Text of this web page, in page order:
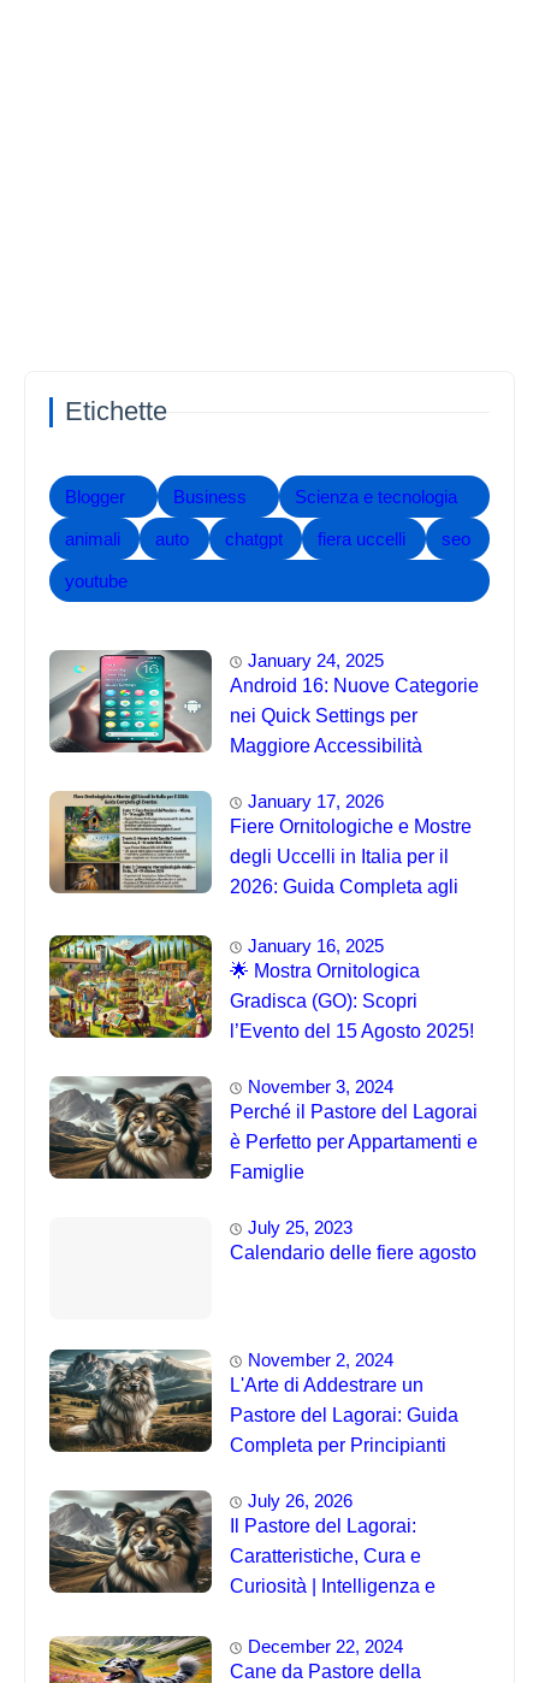
Etichette
Blogger Business Scienza e tecnologia
animali auto chatgpt fiera uccelli seo
youtube
January 24, 2025
Android 16: Nuove Categorie
nei Quick Settings per
Maggiore Accessibilità
January 17, 2026
Fiere Ornitologiche e Mostre
degli Uccelli in Italia per il
2026: Guida Completa agli
January 16, 2025
🌟 Mostra Ornitologica
Gradisca (GO): Scopri
l’Evento del 15 Agosto 2025!
November 3, 2024
Perché il Pastore del Lagorai
è Perfetto per Appartamenti e
Famiglie
July 25, 2023
Calendario delle fiere agosto
November 2, 2024
L'Arte di Addestrare un
Pastore del Lagorai: Guida
Completa per Principianti
July 26, 2026
Il Pastore del Lagorai:
Caratteristiche, Cura e
Curiosità | Intelligenza e
December 22, 2024
Cane da Pastore della